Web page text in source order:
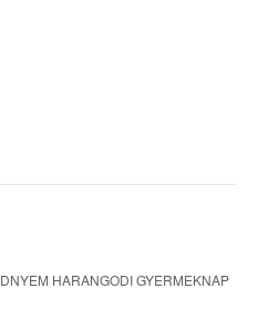
DNYEM HARANGODI GYERMEKNAP